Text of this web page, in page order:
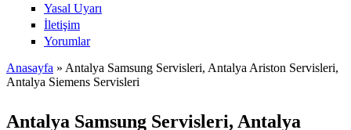
Yasal Uyarı
İletişim
Yorumlar
Buradasınız
Anasayfa » Antalya Samsung Servisleri, Antalya Ariston Servisleri,
Antalya Siemens Servisleri
Antalya Samsung Servisleri, Antalya